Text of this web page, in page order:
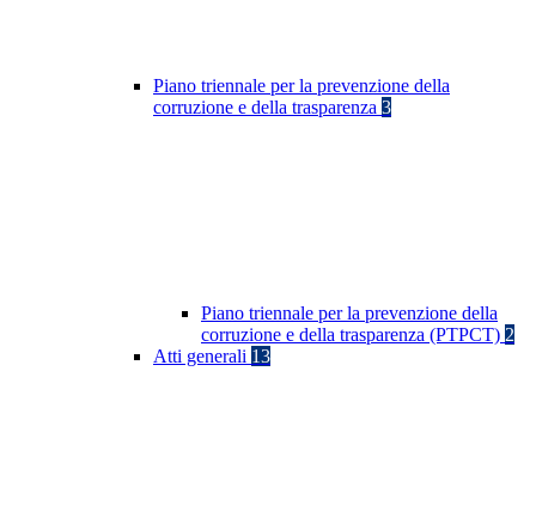
Piano triennale per la prevenzione della
corruzione e della trasparenza 3
Piano triennale per la prevenzione della
corruzione e della trasparenza (PTPCT) 2
Atti generali 13